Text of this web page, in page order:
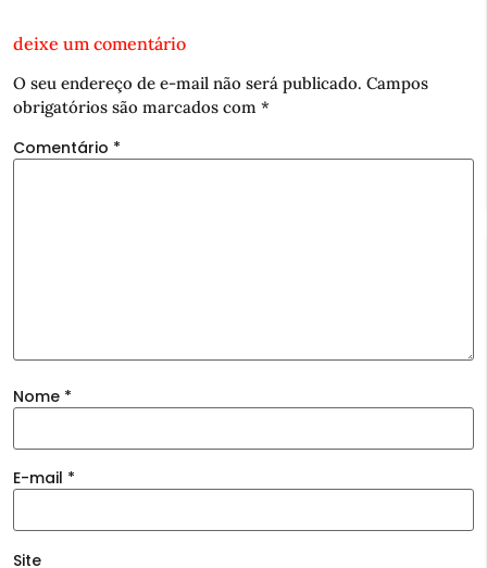
deixe um comentário
O seu endereço de e-mail não será publicado. Campos
obrigatórios são marcados com *
Comentário *
Nome *
E-mail *
Site